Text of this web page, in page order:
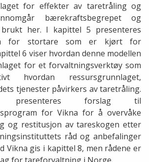
for effekter av taretråling og
bærekraftsbegrepet og
her. I kapittel 5 presenteres
for stortare som er kjørt for
6 viser hvordan denne modellen
for et forvaltningsverktøy som
hvordan ressursgrunnlaget,
tjenester påvirkers av taretråling.
forslag til
for Vikna for å overvåke
og restitusjon av tareskogen etter
råd og anbefalinger
Vikna gis i kapittel 8, men rådene er